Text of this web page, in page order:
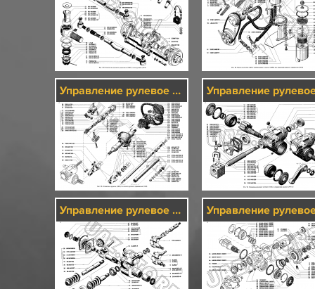
Управление рулевое (3401)/3 и колесо рулевого управления (3402)
Управление рулевое в сборе (3400)/1, управление рулевое (3401)/1